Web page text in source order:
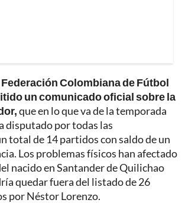
Federación Colombiana de Fútbol
un comunicado oficial sobre la
que en lo que va de la temporada
disputado por todas las
total de 14 partidos con saldo de un
Los problemas físicos han afectado
nacido en Santander de Quilichao
quedar fuera del listado de 26
por Néstor Lorenzo.